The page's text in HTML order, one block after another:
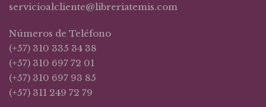
servicioalcliente@libreriatemis.com
Números de Teléfono
(+57) 310 335 34 38
(+57) 310 697 72 01
(+57) 310 697 93 85
(+57) 311 249 72 79